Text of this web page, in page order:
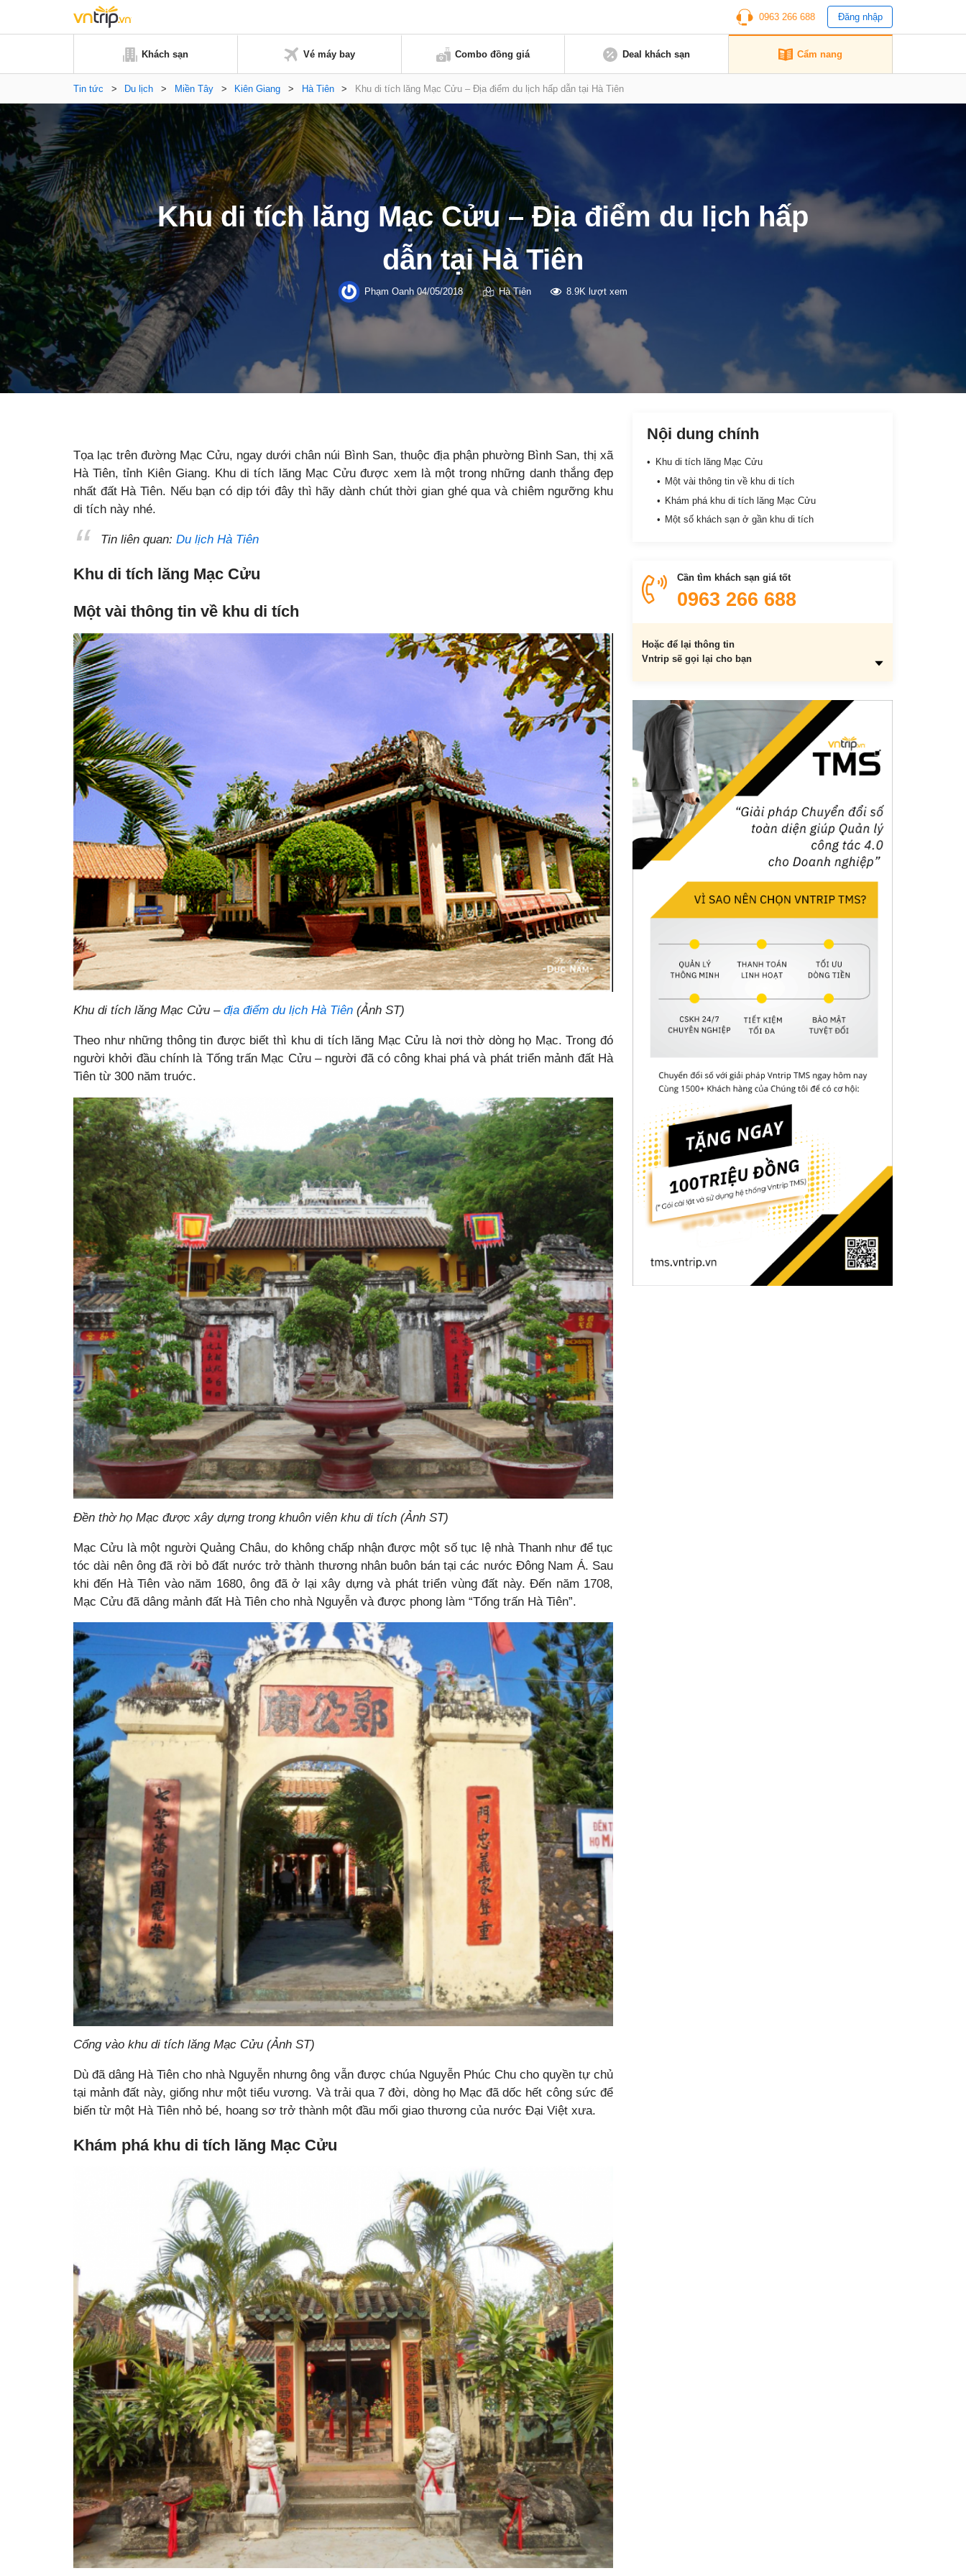
0963 266 688 Đăng nhập
Khách sạn Vé máy bay Combo đồng giá Deal khách sạn Cẩm nang
Tin tức > Du lịch > Miền Tây > Kiên Giang > Hà Tiên > Khu di tích lăng Mạc Cửu – Địa điểm du lịch hấp dẫn tại Hà Tiên
Khu di tích lăng Mạc Cửu – Địa điểm du lịch hấp
dẫn tại Hà Tiên
Phạm Oanh 04/05/2018 Hà Tiên 8.9K lượt xem
Tọa lạc trên đường Mạc Cửu, ngay dưới chân núi Bình San, thuộc địa phận phường Bình San, thị xã
Hà Tiên, tỉnh Kiên Giang. Khu di tích lăng Mạc Cửu được xem là một trong những danh thắng đẹp
nhất đất Hà Tiên. Nếu bạn có dịp tới đây thì hãy dành chút thời gian ghé qua và chiêm ngưỡng khu
di tích này nhé.
Tin liên quan:Du lịch Hà Tiên
Khu di tích lăng Mạc Cửu
Một vài thông tin về khu di tích
Khu di tích lăng Mạc Cửu – địa điểm du lịch Hà Tiên (Ảnh ST)
Theo như những thông tin được biết thì khu di tích lăng Mạc Cửu là nơi thờ dòng họ Mạc. Trong đó
người khởi đầu chính là Tống trấn Mạc Cửu – người đã có công khai phá và phát triển mảnh đất Hà
Tiên từ 300 năm truớc.
Đền thờ họ Mạc được xây dựng trong khuôn viên khu di tích (Ảnh ST)
Mạc Cửu là một người Quảng Châu, do không chấp nhận được một số tục lệ nhà Thanh như để tục
tóc dài nên ông đã rời bỏ đất nước trở thành thương nhân buôn bán tại các nước Đông Nam Á. Sau
khi đến Hà Tiên vào năm 1680, ông đã ở lại xây dựng và phát triển vùng đất này. Đến năm 1708,
Mạc Cửu đã dâng mảnh đất Hà Tiên cho nhà Nguyễn và được phong làm “Tổng trấn Hà Tiên”.
Cổng vào khu di tích lăng Mạc Cửu (Ảnh ST)
Dù đã dâng Hà Tiên cho nhà Nguyễn nhưng ông vẫn được chúa Nguyễn Phúc Chu cho quyền tự chủ
tại mảnh đất này, giống như một tiểu vương. Và trải qua 7 đời, dòng họ Mạc đã dốc hết công sức để
biến từ một Hà Tiên nhỏ bé, hoang sơ trở thành một đầu mối giao thương của nước Đại Việt xưa.
Khám phá khu di tích lăng Mạc Cửu
Nội dung chính
Khu di tích lăng Mạc Cửu
Một vài thông tin về khu di tích
Khám phá khu di tích lăng Mạc Cửu
Một số khách sạn ở gần khu di tích
Cần tìm khách sạn giá tốt
0963 266 688
Hoặc để lại thông tin
Vntrip sẽ gọi lại cho bạn